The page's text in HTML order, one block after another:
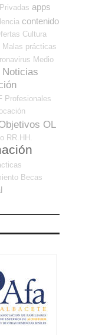
apps
contenido
Cultura
Malas prácticas
Medio
Noticias
Profesionales
OL
RR.HH.
Becas